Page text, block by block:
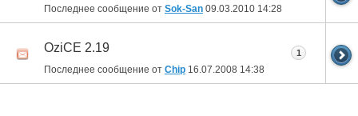
Последнее сообщение от Sok-San 09.03.2010 14:28
OziCE 2.19
Последнее сообщение от Chip 16.07.2008 14:38
1